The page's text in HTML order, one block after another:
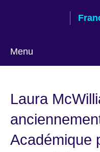
Menu
language
Laura
Académique